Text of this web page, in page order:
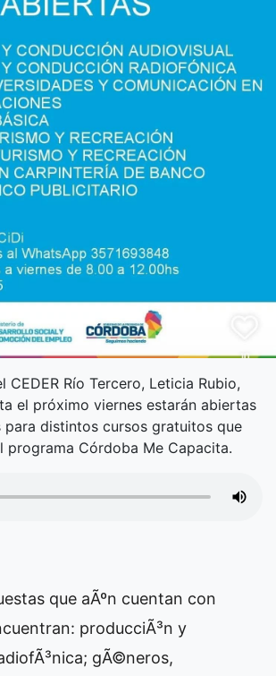
CEDER Río Tercero, Leticia Rubio,
el próximo viernes estarán abiertas
para distintos cursos gratuitos que
programa Córdoba Me Capacita.
que aÃºn cuentan con
producciÃ³n y
gÃ©neros,